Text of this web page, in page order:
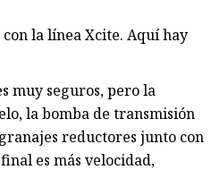
la línea Xcite. Aquí hay
muy seguros, pero la
la bomba de transmisión
reductores junto con
es más velocidad,